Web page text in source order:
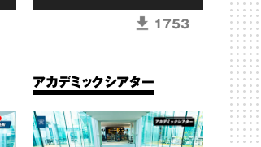
1753
アカデミックシアター